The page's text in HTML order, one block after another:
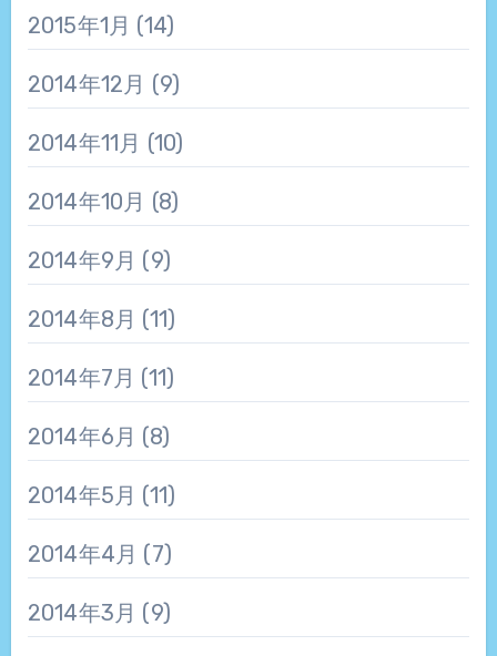
2015年1月 (14)
2014年12月 (9)
2014年11月 (10)
2014年10月 (8)
2014年9月 (9)
2014年8月 (11)
2014年7月 (11)
2014年6月 (8)
2014年5月 (11)
2014年4月 (7)
2014年3月 (9)